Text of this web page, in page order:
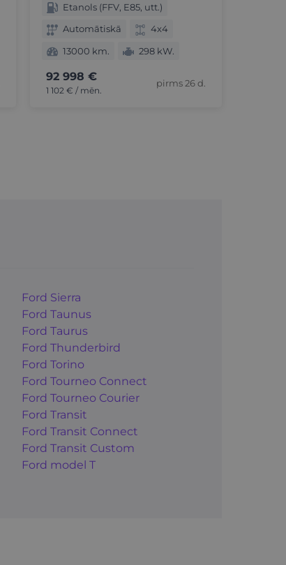
Etanols (FFV, E85, utt.)
Automātiskā
4x4
13000 km.
298 kW.
92 998 €
1 102 € / mēn.
pirms 26 d.
Ford Sierra
Ford Taunus
Ford Taurus
Ford Thunderbird
Ford Torino
Ford Tourneo Connect
Ford Tourneo Courier
Ford Transit
Ford Transit Connect
Ford Transit Custom
Ford model T